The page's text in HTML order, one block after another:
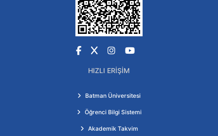
Facebook
X Instagram
YouTube
HIZLI ERIŞIM
Batman Üniversitesi
Öğrenci Bilgi Sistemi
Akademik Takvim